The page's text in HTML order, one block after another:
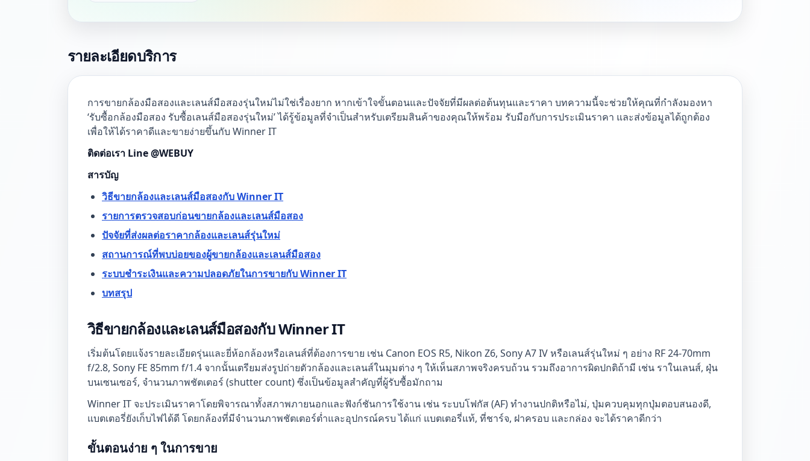
รายละเอียดบริการ
การขายกล้องมือสองและเลนส์มือสองรุ่นใหม่ไม่ใช่เรื่องยาก หากเข้าใจขั้นตอนและปัจจัยที่มีผลต่อต้นทุนและราคา บทความนี้จะช่วยให้คุณที่กำลังมองหา
‘รับซื้อกล้องมือสอง รับซื้อเลนส์มือสองรุ่นใหม่’ ได้รู้ข้อมูลที่จำเป็นสำหรับเตรียมสินค้าของคุณให้พร้อม รับมือกับการประเมินราคา และส่งข้อมูลได้ถูกต้อง
เพื่อให้ได้ราคาดีและขายง่ายขึ้นกับ Winner IT
ติดต่อเรา Line @WEBUY
สารบัญ
วิธีขายกล้องและเลนส์มือสองกับ Winner IT
รายการตรวจสอบก่อนขายกล้องและเลนส์มือสอง
ปัจจัยที่ส่งผลต่อราคากล้องและเลนส์รุ่นใหม่
สถานการณ์ที่พบบ่อยของผู้ขายกล้องและเลนส์มือสอง
ระบบชำระเงินและความปลอดภัยในการขายกับ Winner IT
บทสรุป
วิธีขายกล้องและเลนส์มือสองกับ Winner IT
เริ่มต้นโดยแจ้งรายละเอียดรุ่นและยี่ห้อกล้องหรือเลนส์ที่ต้องการขาย เช่น Canon EOS R5, Nikon Z6, Sony A7 IV หรือเลนส์รุ่นใหม่ ๆ อย่าง RF 24-70mm
f/2.8, Sony FE 85mm f/1.4 จากนั้นเตรียมส่งรูปถ่ายตัวกล้องและเลนส์ในมุมต่าง ๆ ให้เห็นสภาพจริงครบถ้วน รวมถึงอาการผิดปกติถ้ามี เช่น ราในเลนส์, ฝุ่น
บนเซนเซอร์, จำนวนภาพชัตเตอร์ (shutter count) ซึ่งเป็นข้อมูลสำคัญที่ผู้รับซื้อมักถาม
Winner IT จะประเมินราคาโดยพิจารณาทั้งสภาพภายนอกและฟังก์ชันการใช้งาน เช่น ระบบโฟกัส (AF) ทำงานปกติหรือไม่, ปุ่มควบคุมทุกปุ่มตอบสนองดี,
แบตเตอรี่ยังเก็บไฟได้ดี โดยกล้องที่มีจำนวนภาพชัตเตอร์ต่ำและอุปกรณ์ครบ ได้แก่ แบตเตอรี่แท้, ที่ชาร์จ, ฝาครอบ และกล่อง จะได้ราคาดีกว่า
ขั้นตอนง่าย ๆ ในการขาย